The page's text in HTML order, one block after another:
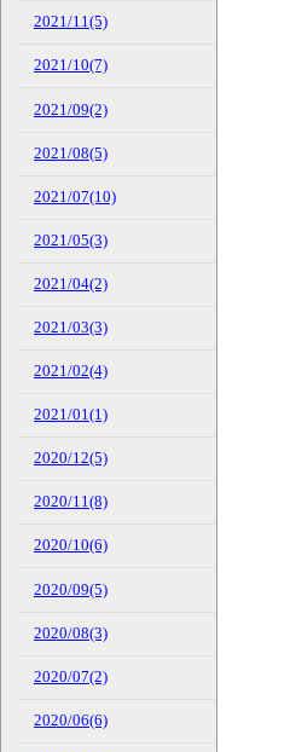
2021/11(5)
2021/10(7)
2021/09(2)
2021/08(5)
2021/07(10)
2021/05(3)
2021/04(2)
2021/03(3)
2021/02(4)
2021/01(1)
2020/12(5)
2020/11(8)
2020/10(6)
2020/09(5)
2020/08(3)
2020/07(2)
2020/06(6)